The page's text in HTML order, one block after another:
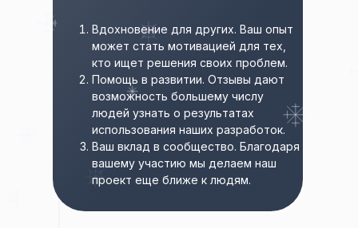
Вдохновение для других. Ваш опыт
может стать мотивацией для тех,
кто ищет решения своих проблем.
Помощь в развитии. Отзывы дают
возможность большему числу
людей узнать о результатах
использования наших разработок.
Ваш вклад в сообщество. Благодаря
вашему участию мы делаем наш
проект еще ближе к людям.